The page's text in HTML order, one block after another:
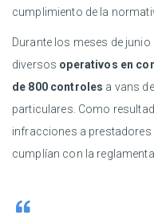
cumplimiento de la
Durante los meses de
diversos operativos en
de 800 controles a vans
particulares. Como
infracciones a prestadores
cumplían con la